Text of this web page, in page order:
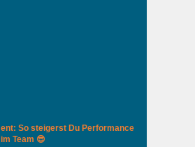
So steigerst Du Performance
Team 😎